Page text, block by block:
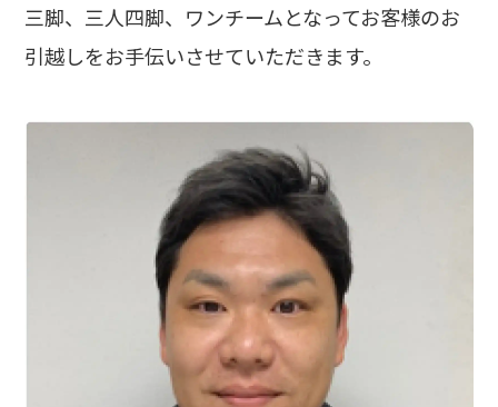
三脚、三人四脚、ワンチームとなってお客様のお
引越しをお手伝いさせていただきます。